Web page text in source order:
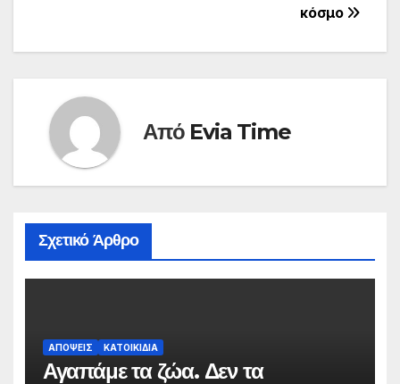
κόσμο
Από Evia Time
Σχετικό Άρθρο
ΑΠΟΨΕΙΣ ΚΑΤΟΙΚΙΔΙΑ
Αγαπάμε τα ζώα. Δεν τα